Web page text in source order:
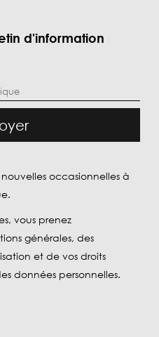
d'information
occasionnelles à
vous prenez
générales, des
et de vos droits
données personnelles.